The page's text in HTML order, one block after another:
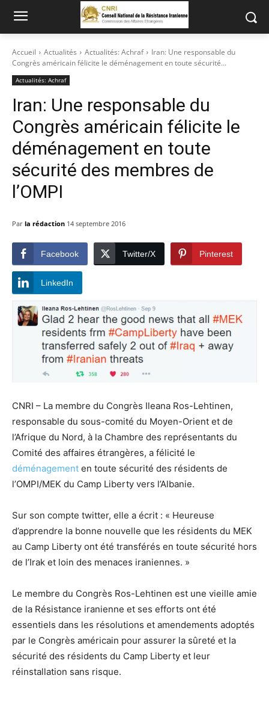
Accueil Actualités Actualités: Achraf
Iran: Une responsable du
Congrès américain félicite le déménagement en toute sécurité...
Actualités: Achraf
Iran: Une responsable du
Congrès américain félicite le
déménagement en toute
sécurité des membres de
l’OMPI
Par la rédaction 14 septembre 2016
Facebook Twitter/X Pinterest
LinkedIn
CNRI – La membre du Congrès Ileana Ros-Lehtinen,
responsable du sous-comité du Moyen-Orient et de
l’Afrique du Nord, à la Chambre des représentants du
Comité des affaires étrangères, a félicité le
déménagement en toute sécurité des résidents de
l’OMPI/MEK du Camp Liberty vers l’Albanie.
Sur son compte twitter, elle a écrit : « Heureuse
d’apprendre la bonne nouvelle que les résidents du MEK
au Camp Liberty ont été transférés en toute sécurité hors
de l’Irak et loin des menaces iraniennes. »
Le membre du Congrès Ros-Lehtinen est une vieille amie
de la Résistance iranienne et ses efforts ont été
essentiels dans les résolutions et amendements adoptés
par le Congrès américain pour assurer la sûreté et la
sécurité des résidents du Camp Liberty et leur
réinstallation sans risque.